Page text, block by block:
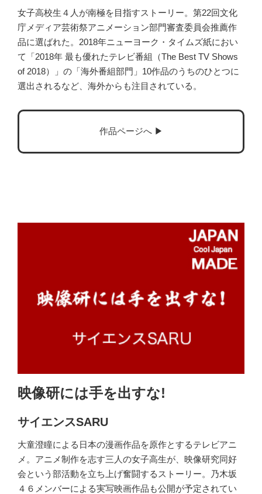
女子高校生４人が南極を目指すストーリー。第22回文化
庁メディア芸術祭アニメーション部門審査委員会推薦作
品に選ばれた。2018年ニューヨーク・タイムズ紙におい
て「2018年 最も優れたテレビ番組（The Best TV Shows
of 2018）」の「海外番組部門」10作品のうちのひとつに
選出されるなど、海外からも注目されている。
作品ページへ ▶︎
映像研には手を出すな!
サイエンスSARU
大童澄瞳による日本の漫画作品を原作とするテレビアニ
メ。アニメ制作を志す三人の女子高生が、映像研究同好
会という部活動を立ち上げ奮闘するストーリー。乃木坂
４６メンバーによる実写映画作品も公開が予定されてい